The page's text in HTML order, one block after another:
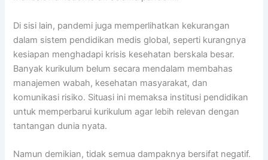
Di sisi lain, pandemi juga memperlihatkan kekurangan
dalam sistem pendidikan medis global, seperti kurangnya
kesiapan menghadapi krisis kesehatan berskala besar.
Banyak kurikulum belum secara mendalam membahas
manajemen wabah, kesehatan masyarakat, dan
komunikasi risiko. Situasi ini memaksa institusi pendidikan
untuk memperbarui kurikulum agar lebih relevan dengan
tantangan dunia nyata.
Namun demikian, tidak semua dampaknya bersifat negatif.